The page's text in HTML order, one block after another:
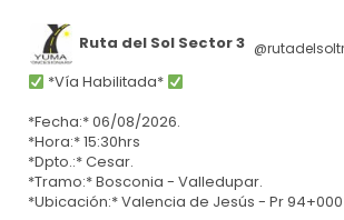
Ruta del Sol Sector 3
*Vía Habilitada*
*Fecha:* 06/08/2026.
*Hora:* 15:30hrs
*Dpto.:* Cesar.
*Tramo:* Bosconia - Valledupar.
*Ubicación:* Valencia de Jesús - Pr 94+000